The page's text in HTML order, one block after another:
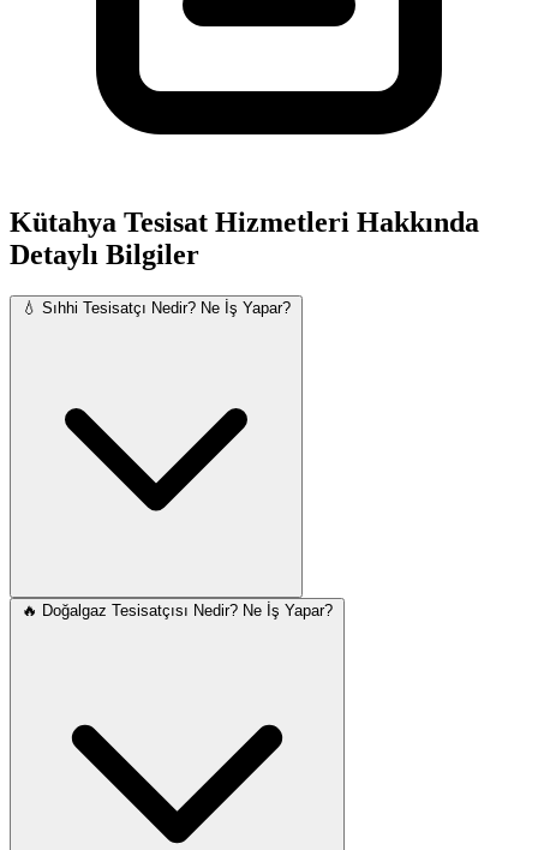
Kütahya Tesisat Hizmetleri Hakkında
Detaylı Bilgiler
💧 Sıhhi Tesisatçı Nedir? Ne İş Yapar?
🔥 Doğalgaz Tesisatçısı Nedir? Ne İş Yapar?